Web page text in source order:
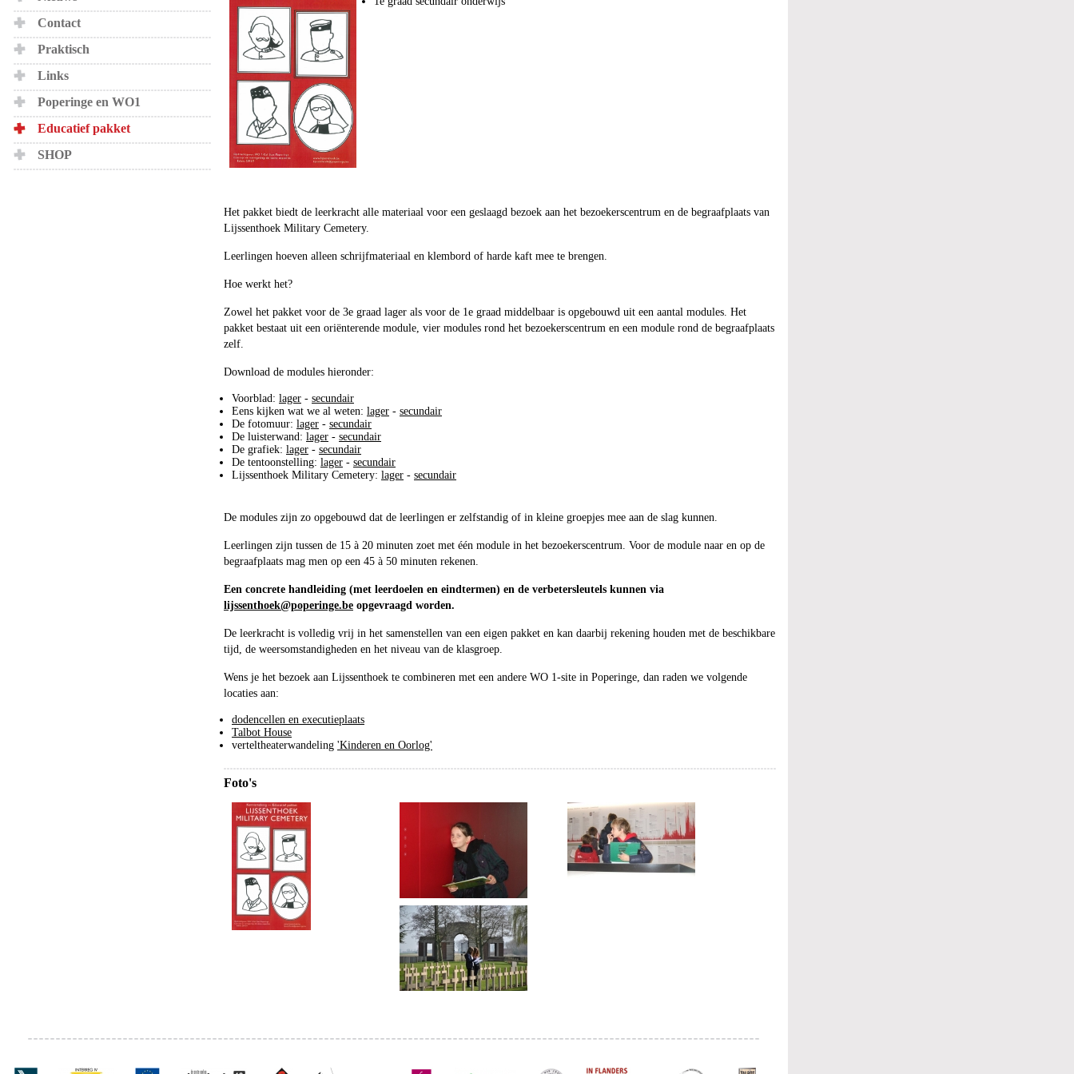
Contact
Praktisch
Links
Poperinge en WO1
Educatief pakket
SHOP
Het pakket biedt de leerkracht alle materiaal voor een geslaagd bezoek aan het bezoekerscentrum en de begraafplaats van
Lijssenthoek Military Cemetery.
Leerlingen hoeven alleen schrijfmateriaal en klembord of harde kaft mee te brengen.
Hoe werkt het?
Zowel het pakket voor de 3e graad lager als voor de 1e graad middelbaar is opgebouwd uit een aantal modules. Het
pakket bestaat uit een oriënterende module, vier modules rond het bezoekerscentrum en een module rond de begraafplaats
zelf.
Download de modules hieronder:
Voorblad: lager - secundair
Eens kijken wat we al weten: lager - secundair
De fotomuur: lager - secundair
De luisterwand: lager - secundair
De grafiek: lager - secundair
De tentoonstelling: lager - secundair
Lijssenthoek Military Cemetery: lager - secundair
De modules zijn zo opgebouwd dat de leerlingen er zelfstandig of in kleine groepjes mee aan de slag kunnen.
Leerlingen zijn tussen de 15 à 20 minuten zoet met één module in het bezoekerscentrum. Voor de module naar en op de
begraafplaats mag men op een 45 à 50 minuten rekenen.
Een concrete handleiding (met leerdoelen en eindtermen) en de verbetersleutels kunnen via
lijssenthoek@poperinge.be opgevraagd worden.
De leerkracht is volledig vrij in het samenstellen van een eigen pakket en kan daarbij rekening houden met de beschikbare
tijd, de weersomstandigheden en het niveau van de klasgroep.
Wens je het bezoek aan Lijssenthoek te combineren met een andere WO 1-site in Poperinge, dan raden we volgende
locaties aan:
dodencellen en executieplaats
Talbot House
verteltheaterwandeling 'Kinderen en Oorlog'
Foto's